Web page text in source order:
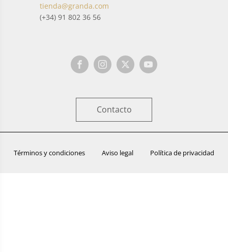
tienda@granda.com
(+34) 91 802 36 56
Contacto
Términos y condiciones Aviso legal Política de privacidad